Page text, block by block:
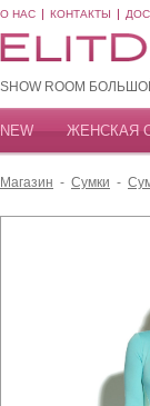
О НАС КОНТАКТЫ
SHOW ROOM
NEW ЖЕНСКАЯ
Магазин - Сумки -